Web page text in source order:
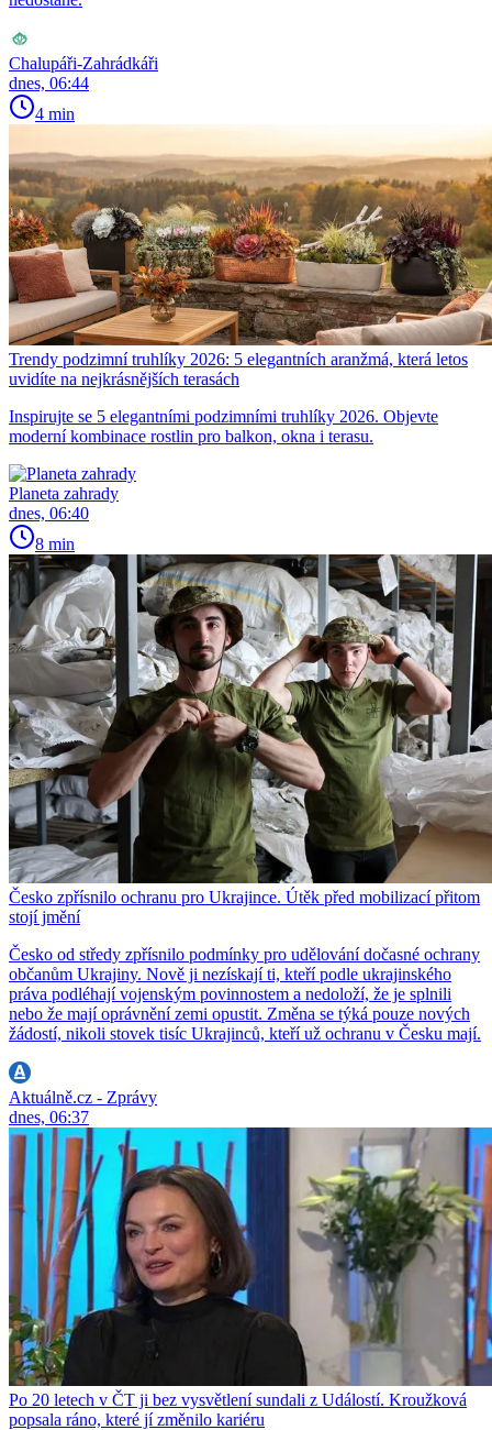
Chalupáři-Zahrádkáři
dnes, 06:44
4 min
Trendy podzimní truhlíky 2026: 5 elegantních aranžmá, která letos
uvidíte na nejkrásnějších terasách
Inspirujte se 5 elegantními podzimními truhlíky 2026. Objevte
moderní kombinace rostlin pro balkon, okna i terasu.
Planeta zahrady
dnes, 06:40
8 min
Česko zpřísnilo ochranu pro Ukrajince. Útěk před mobilizací přitom
stojí jmění
Česko od středy zpřísnilo podmínky pro udělování dočasné ochrany
občanům Ukrajiny. Nově ji nezískají ti, kteří podle ukrajinského
práva podléhají vojenským povinnostem a nedoloží, že je splnili
nebo že mají oprávnění zemi opustit. Změna se týká pouze nových
žádostí, nikoli stovek tisíc Ukrajinců, kteří už ochranu v Česku mají.
Aktuálně.cz - Zprávy
dnes, 06:37
Po 20 letech v ČT ji bez vysvětlení sundali z Událostí. Kroužková
popsala ráno, které jí změnilo kariéru